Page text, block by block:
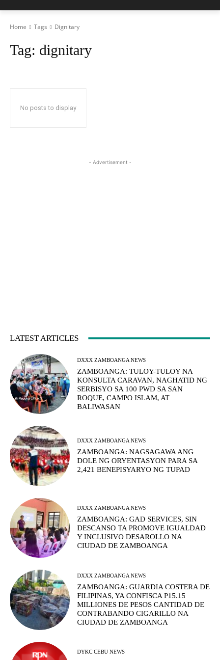
Home Tags Dignitary
Tag: dignitary
No posts to display
- Advertisement -
LATEST ARTICLES
DXXX ZAMBOANGA NEWS
ZAMBOANGA: TULOY-TULOY NA
KONSULTA CARAVAN, NAGHATID NG
SERBISYO SA 100 PWD SA SAN
ROQUE, CAMPO ISLAM, AT
BALIWASAN
DXXX ZAMBOANGA NEWS
ZAMBOANGA: NAGSAGAWA ANG
DOLE NG ORYENTASYON PARA SA
2,421 BENEPISYARYO NG TUPAD
DXXX ZAMBOANGA NEWS
ZAMBOANGA: GAD SERVICES, SIN
DESCANSO TA PROMOVE IGUALDAD
Y INCLUSIVO DESAROLLO NA
CIUDAD DE ZAMBOANGA
DXXX ZAMBOANGA NEWS
ZAMBOANGA: GUARDIA COSTERA DE
FILIPINAS, YA CONFISCA P15.15
MILLIONES DE PESOS CANTIDAD DE
CONTRABANDO CIGARILLO NA
CIUDAD DE ZAMBOANGA
DYKC CEBU NEWS